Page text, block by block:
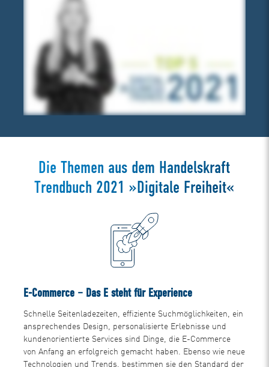
Die Themen aus dem Handelskraft
Trendbuch 2021 »Digitale Freiheit«
E-Commerce – Das E steht für Experience
Schnelle Seitenladezeiten, effiziente Suchmöglichkeiten, ein
ansprechendes Design, personalisierte Erlebnisse und
kundenorientierte Services sind Dinge, die E-Commerce
von Anfang an erfolgreich gemacht haben. Ebenso wie neue
Technologien und Trends, bestimmen sie den Standard der